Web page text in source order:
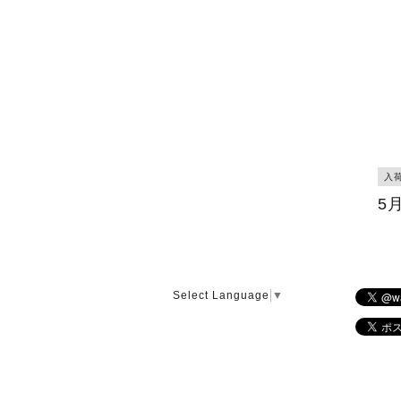
入
5
Select Language ▼